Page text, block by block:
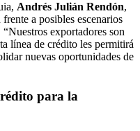
Andrés Julián Rendón,
a posibles escenarios
exportadores son
línea de crédito les permitirá
nuevas oportunidades de
para la